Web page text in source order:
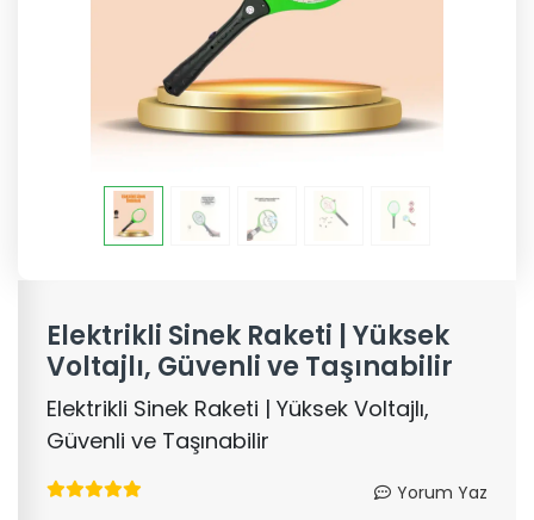
Elektrikli Sinek Raketi | Yüksek
Voltajlı, Güvenli ve Taşınabilir
Elektrikli Sinek Raketi | Yüksek Voltajlı,
Güvenli ve Taşınabilir
Yorum Yaz